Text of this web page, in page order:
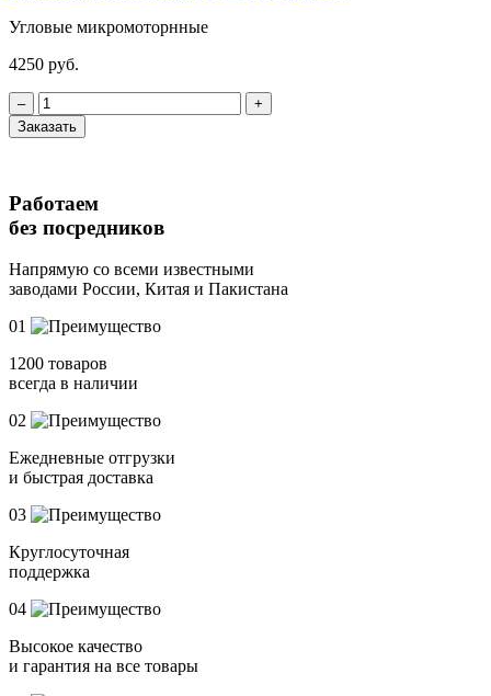
Угловые микромоторнные
4250 руб.
‒
+
Заказать
Работаем
без посредников
Напрямую со всеми известными
заводами России, Китая и Пакистана
01
1200 товаров
всегда в наличии
02
Ежедневные отгрузки
и быстрая доставка
03
Круглосуточная
поддержка
04
Высокое качество
и гарантия на все товары